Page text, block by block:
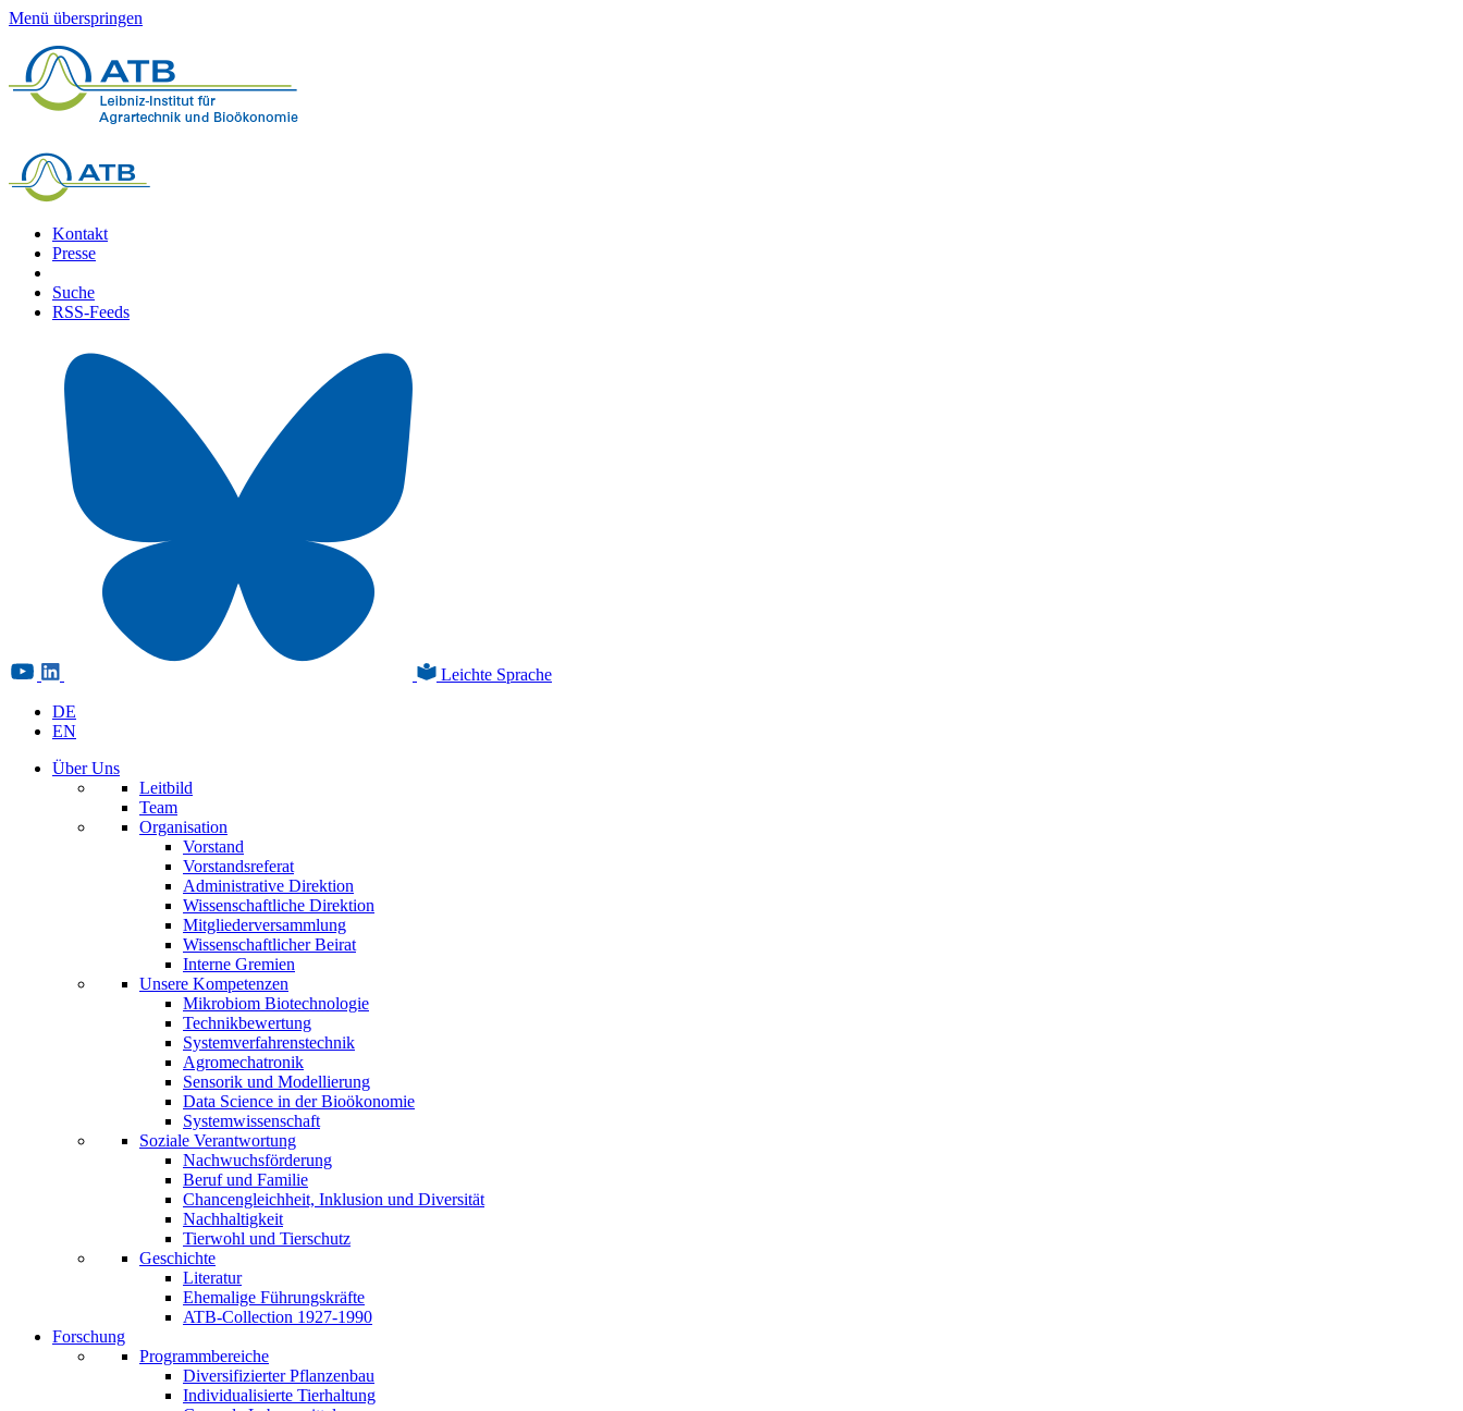
Menü überspringen
Kontakt
Presse
Suche
RSS-Feeds
Leichte Sprache
DE
EN
Über Uns
Leitbild
Team
Organisation
Vorstand
Vorstandsreferat
Administrative Direktion
Wissenschaftliche Direktion
Mitgliederversammlung
Wissenschaftlicher Beirat
Interne Gremien
Unsere Kompetenzen
Mikrobiom Biotechnologie
Technikbewertung
Systemverfahrenstechnik
Agromechatronik
Sensorik und Modellierung
Data Science in der Bioökonomie
Systemwissenschaft
Soziale Verantwortung
Nachwuchsförderung
Beruf und Familie
Chancengleichheit, Inklusion und Diversität
Nachhaltigkeit
Tierwohl und Tierschutz
Geschichte
Literatur
Ehemalige Führungskräfte
ATB-Collection 1927-1990
Forschung
Programmbereiche
Diversifizierter Pflanzenbau
Individualisierte Tierhaltung